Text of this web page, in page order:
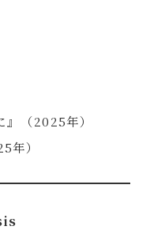
』（2025年）
年）